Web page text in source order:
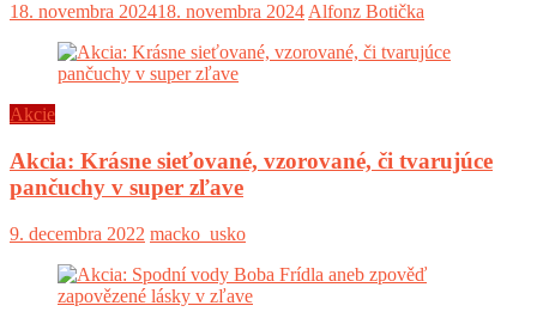
18. novembra 202418. novembra 2024 Alfonz Botička
Akcie
Akcia: Krásne sieťované, vzorované, či tvarujúce
pančuchy v super zľave
9. decembra 2022 macko_usko